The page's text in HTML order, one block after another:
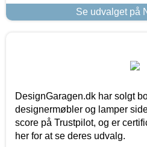
Se udvalget på
DesignGaragen.dk har solgt
designermøbler og lamper
score på Trustpilot, og er
her for at se deres udvalg.